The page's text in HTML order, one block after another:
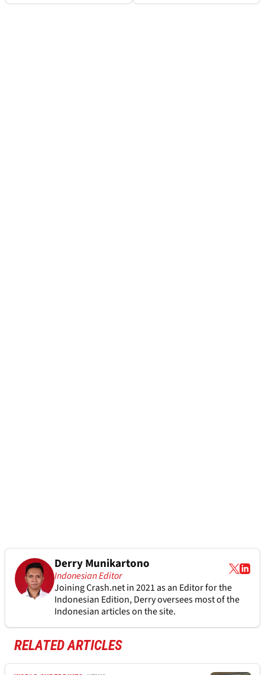
Derry Munikartono
Indonesian Editor
Joining Crash.net in 2021 as an Editor for the
Indonesian Edition, Derry oversees most of the
Indonesian articles on the site.
RELATED ARTICLES